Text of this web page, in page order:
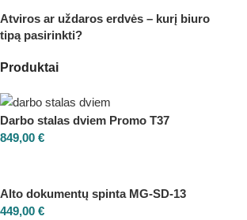
Atviros ar uždaros erdvės – kurį biuro
tipą pasirinkti?
Produktai
Darbo stalas dviem Promo T37
849,00 €
Alto dokumentų spinta MG-SD-13
449,00 €